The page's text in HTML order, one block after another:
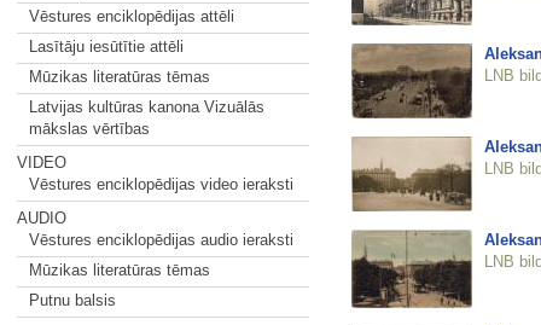
Vēstures enciklopēdijas attēli
Lasītāju iesūtītie attēli
Mūzikas literatūras tēmas
Latvijas kultūras kanona Vizuālās
mākslas vērtības
VIDEO
Vēstures enciklopēdijas video ieraksti
AUDIO
Vēstures enciklopēdijas audio ieraksti
Mūzikas literatūras tēmas
Putnu balsis
LNB
LNB
LNB